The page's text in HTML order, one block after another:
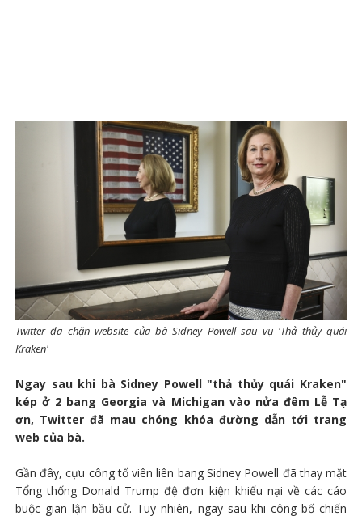
Twitter đã chặn website của bà Sidney Powell sau vụ 'Thả thủy quái
Kraken'
Ngay sau khi bà Sidney Powell "thả thủy quái Kraken"
kép ở 2 bang Georgia và Michigan vào nửa đêm Lễ Tạ
ơn, Twitter đã mau chóng khóa đường dẫn tới trang
web của bà.
Gần đây, cựu công tố viên liên bang Sidney Powell đã thay mặt
Tổng thống Donald Trump đệ đơn kiện khiếu nại về các cáo
buộc gian lận bầu cử. Tuy nhiên, ngay sau khi công bố chiến